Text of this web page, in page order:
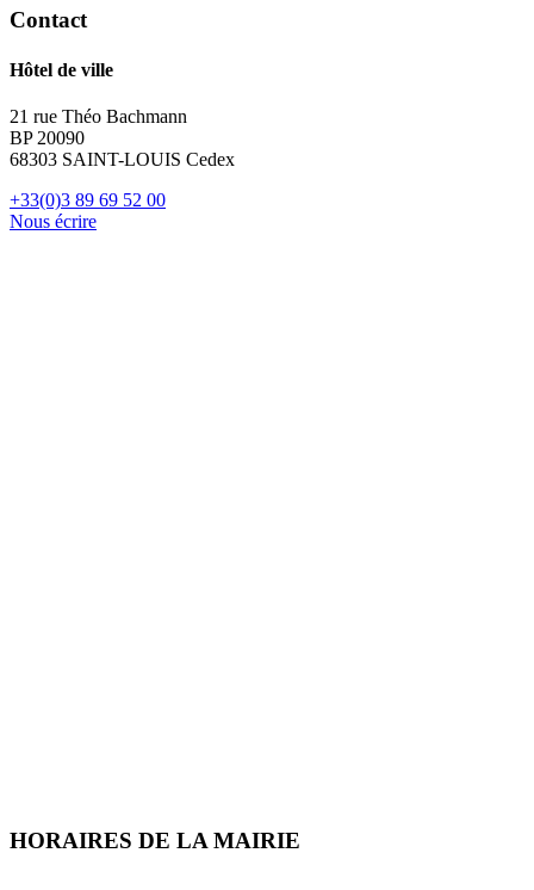
Contact
Hôtel de ville
21 rue Théo Bachmann
BP 20090
68303 SAINT-LOUIS Cedex
+33(0)3 89 69 52 00
Nous écrire
HORAIRES DE LA MAIRIE